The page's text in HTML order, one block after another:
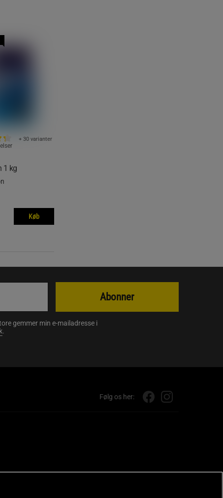
1 kg
+ 30 varianter
Køb
gemmer min e-mailadresse i
.
Abonner
Følg os her: